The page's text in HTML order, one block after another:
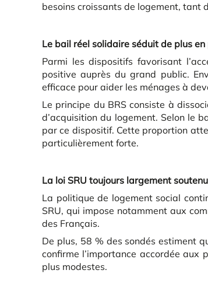
besoins croissants de logement, tant
Le bail réel solidaire séduit de plus en
Parmi les dispositifs favorisant
positive auprès du grand public.
efficace pour aider les ménages à
Le principe du BRS consiste à
d’acquisition du logement. Selon le
par ce dispositif. Cette proportion
particulièrement forte.
La loi SRU toujours largement
La politique de logement social
SRU, qui impose notamment aux
des Français.
De plus, 58 % des sondés estiment
confirme l’importance accordée aux
plus modestes.